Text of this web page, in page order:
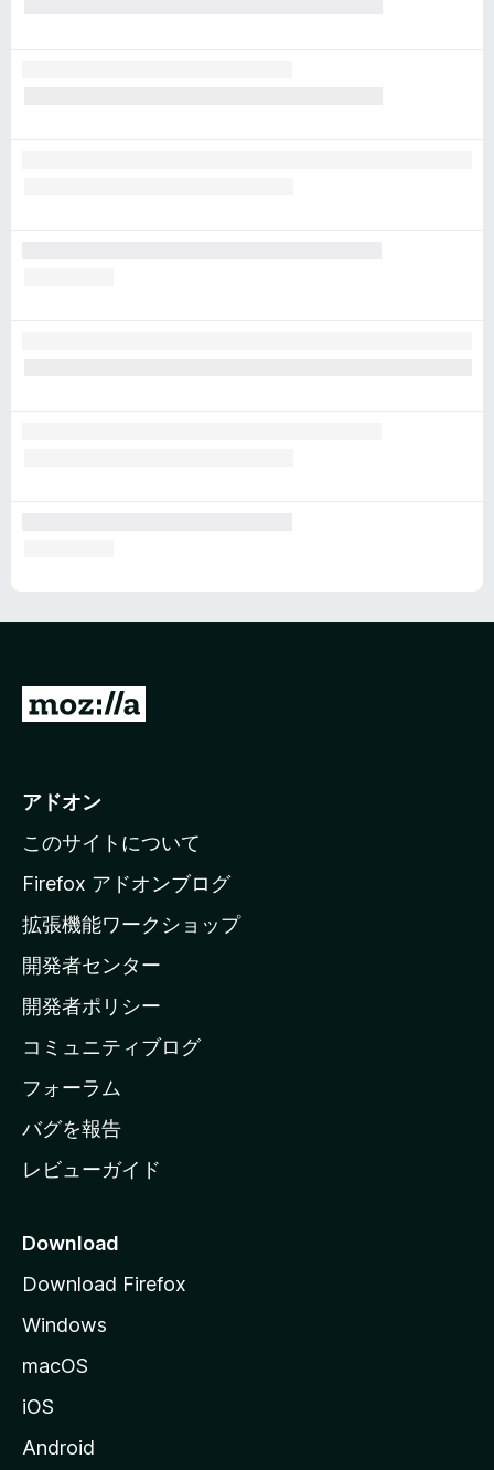
M
i
l
a
ホ
ー
ム
ー
ジ
へ
アドオン
このサイトについて
Firefox アドオンブログ
拡張機能ワークショップ
開発者センター
開発者ポリシー
コミュニティブログ
フォーラム
バグを報告
レビューガイド
Download
Download Firefox
Windows
macOS
iOS
Android